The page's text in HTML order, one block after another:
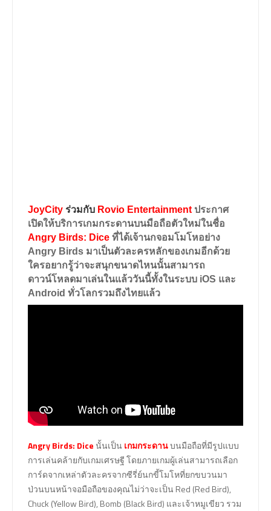
JoyCity ร่วมกับ Rovio Entertainment ประกาศ
เปิดให้บริการเกมกระดานบนมือถือตัวใหม่ในชื่อ
Angry Birds: Dice ที่ได้เจ้านกจอมโมโหอย่าง
Angry Birds มาเป็นตัวละครหลักของเกมอีกด้วย
ใครอยากรู้ว่าจะสนุกขนาดไหนนั้นสามารถ
ดาวน์โหลดมาเล่นในแล้ววันนี้ทั้งในระบบ iOS และ
Android ทั่วโลกรวมถึงไทยแล้ว
Angry Birds: Diceนั้นเป็น เกมกระดานบนมือถือที่มีรูปแบบ
การเล่นคล้ายกับเกมเศรษฐี โดยภายเกมผู้เล่นสามารถเลือก
การ์ดจากเหล่าตัวละครจากซีรี่ย์นกขี้โมโหที่ยกขบวนมา
ป่วนบนหน้าจอมือถือของคุณไม่ว่าจะเป็น Red (Red Bird),
Chuck (Yellow Bird), Bomb (Black Bird) และเจ้าหมูเขียว รวม